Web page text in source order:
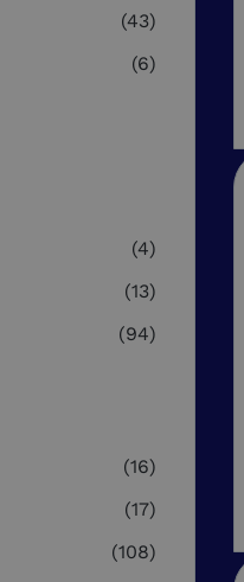
43
6
4
13
94
16
17
108